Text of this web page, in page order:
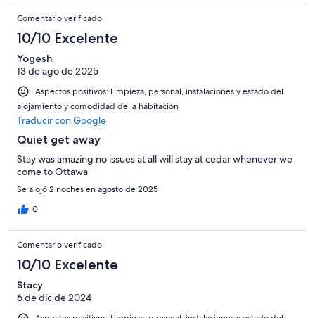
Comentario verificado
10/10 Excelente
Yogesh
13 de ago de 2025
Aspectos positivos: Limpieza, personal, instalaciones y estado del
alojamiento y comodidad de la habitación
Traducir con Google
Quiet get away
Stay was amazing no issues at all will stay at cedar whenever we
come to Ottawa
Se alojó 2 noches en agosto de 2025
0
Comentario verificado
10/10 Excelente
Stacy
6 de dic de 2024